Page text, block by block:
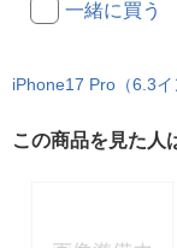
一緒に買う
iPhone17 Pro（6.3
この商品を見た人